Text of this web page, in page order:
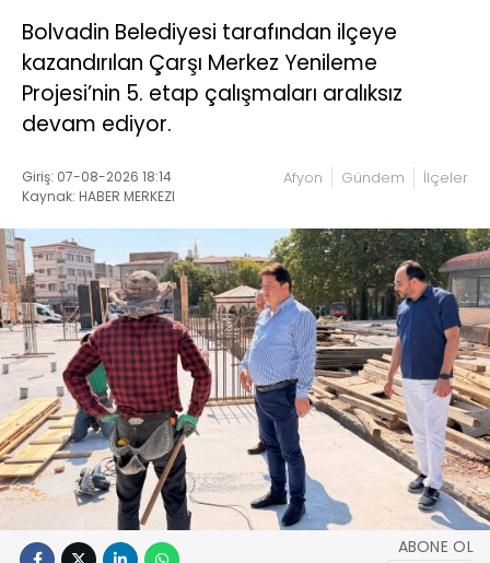
Bolvadin Belediyesi tarafından ilçeye
kazandırılan Çarşı Merkez Yenileme
Projesi’nin 5. etap çalışmaları aralıksız
devam ediyor.
Giriş: 07-08-2026 18:14
Kaynak: HABER MERKEZI
Afyon Gündem İlçeler
ABONE OL